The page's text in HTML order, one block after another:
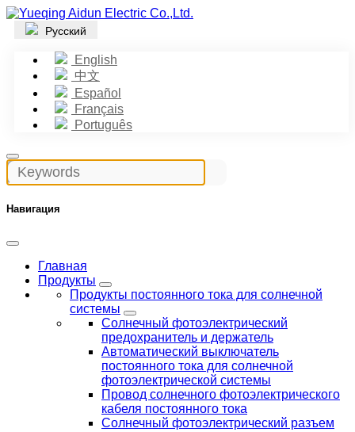
Русский
English
中文
Español
Français
Português
Навигация
Главная
Продукты
Продукты постоянного тока для солнечной
системы
Солнечный фотоэлектрический
предохранитель и держатель
Автоматический выключатель
постоянного тока для солнечной
фотоэлектрической системы
Провод солнечного фотоэлектрического
кабеля постоянного тока
Солнечный фотоэлектрический разъем